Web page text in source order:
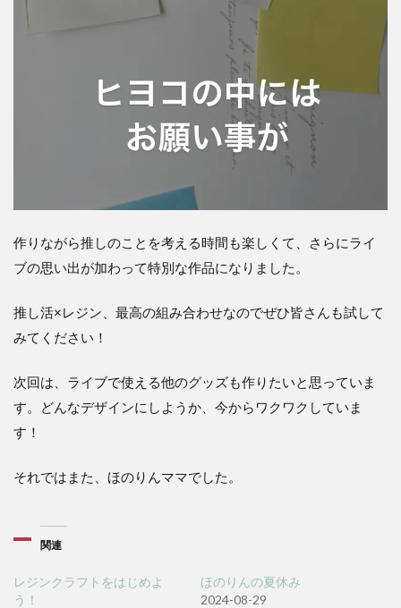
作りながら推しのことを考える時間も楽しくて、さらにライ
ブの思い出が加わって特別な作品になりました。
推し活×レジン、最高の組み合わせなのでぜひ皆さんも試して
みてください！
次回は、ライブで使える他のグッズも作りたいと思っていま
す。どんなデザインにしようか、今からワクワクしていま
す！
それではまた、ほのりんママでした。
関連
レジンクラフトをはじめよ
う！
ほのりんの夏休み
2024-08-29